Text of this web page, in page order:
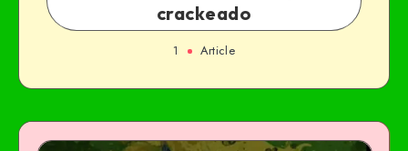
crackeado
1 Article